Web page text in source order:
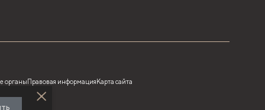
органыПравовая информацияКарта сайта